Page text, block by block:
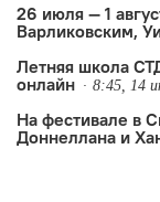
26 июля — 1
Варликовским,
Летняя школа
онлайн
8:45, 14
На фестивале в
Доннеллана и